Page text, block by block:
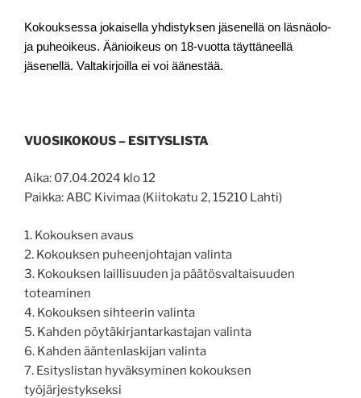
Kokouksessa jokaisella yhdistyksen jäsenellä on läsnäolo-
ja puheoikeus. Äänioikeus on 18-vuotta täyttäneellä
jäsenellä. Valtakirjoilla ei voi äänestää.
VUOSIKOKOUS– ESITYSLISTA
Aika: 07.04.2024 klo 12
Paikka: ABC Kivimaa (Kiitokatu 2, 15210 Lahti)
1. Kokouksen avaus
2. Kokouksen puheenjohtajan valinta
3. Kokouksen laillisuuden ja päätösvaltaisuuden
toteaminen
4. Kokouksen sihteerin valinta
5. Kahden pöytäkirjantarkastajan valinta
6. Kahden ääntenlaskijan valinta
7. Esityslistan hyväksyminen kokouksen
työjärjestykseksi